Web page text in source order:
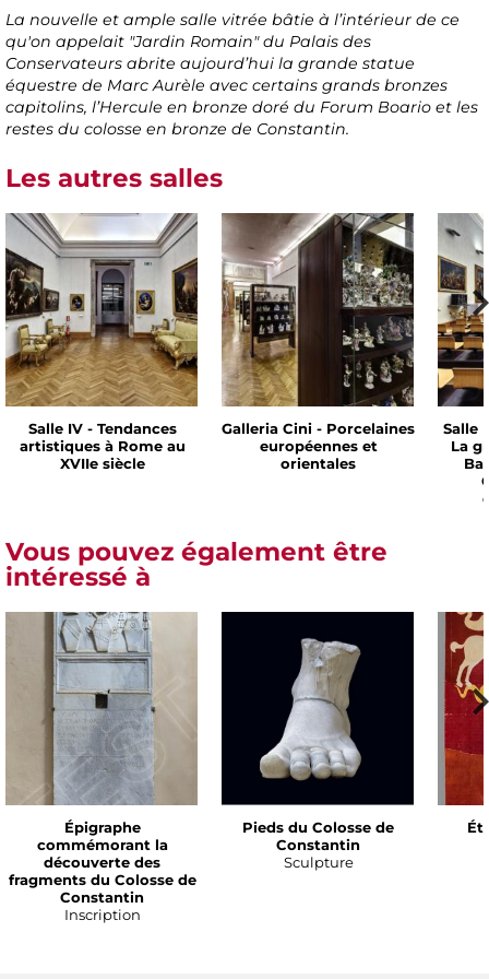
La nouvelle et ample salle vitrée bâtie à l’intérieur de ce
qu'on appelait "Jardin Romain" du Palais des
Conservateurs abrite aujourd’hui la grande statue
équestre de Marc Aurèle avec certains grands bronzes
capitolins, l’Hercule en bronze doré du Forum Boario et les
restes du colosse en bronze de Constantin.
Les autres salles
Salle IV - Tendances
artistiques à Rome au
XVIIe siècle
Galleria Cini - Porcelaines
européennes et
orientales
Salle
La
Vous pouvez également être
intéressé à
Épigraphe
commémorant la
découverte des
fragments du Colosse de
Constantin
Inscription
Pieds du Colosse de
Constantin
Sculpture